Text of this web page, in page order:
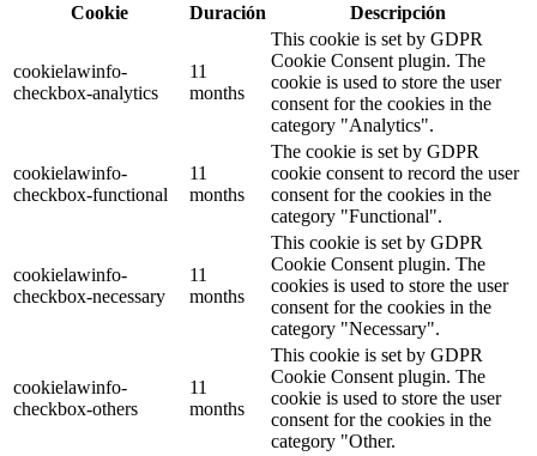
Cookie
Duración Descripción
cookielawinfo-
checkbox-analytics
11
months
This cookie is set by GDPR
Cookie Consent plugin. The
cookie is used to store the user
consent for the cookies in the
category "Analytics".
cookielawinfo-
checkbox-functional
11
months
The cookie is set by GDPR
cookie consent to record the user
consent for the cookies in the
category "Functional".
cookielawinfo-
checkbox-necessary
11
months
This cookie is set by GDPR
Cookie Consent plugin. The
cookies is used to store the user
consent for the cookies in the
category "Necessary".
cookielawinfo-
checkbox-others
11
months
This cookie is set by GDPR
Cookie Consent plugin. The
cookie is used to store the user
consent for the cookies in the
category "Other.